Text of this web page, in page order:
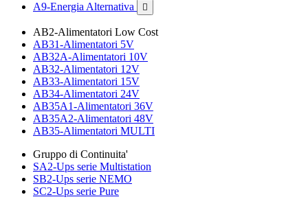
A9-Energia Alternativa 
AB2-Alimentatori Low Cost
AB31-Alimentatori 5V
AB32A-Alimentatori 10V
AB32-Alimentatori 12V
AB33-Alimentatori 15V
AB34-Alimentatori 24V
AB35A1-Alimentatori 36V
AB35A2-Alimentatori 48V
AB35-Alimentatori MULTI
Gruppo di Continuita'
SA2-Ups serie Multistation
SB2-Ups serie NEMO
SC2-Ups serie Pure